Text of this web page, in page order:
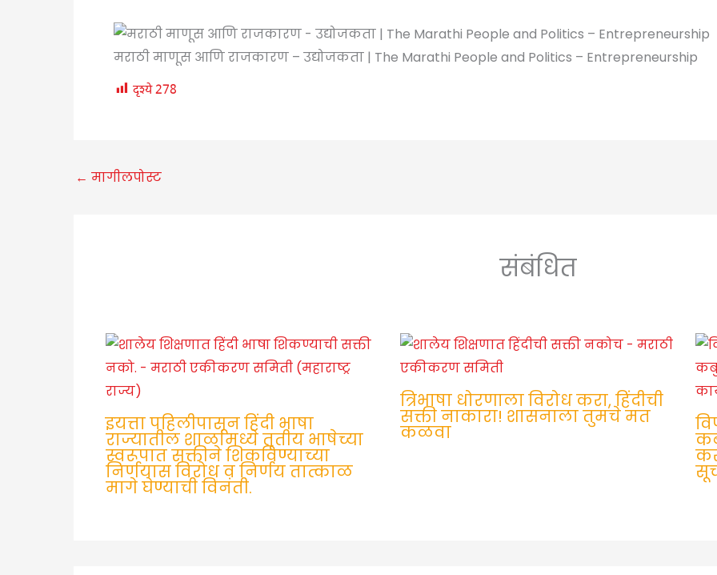
मराठी माणूस आणि राजकारण – उद्योजकता | The Marathi People and Politics – Entrepreneurship
दृश्ये278
← मागीलपोस्ट
संबंधित
इयत्ता पहिलीपासून हिंदी भाषा
राज्यातील शाळांमध्ये तृतीय भाषेच्या
स्वरूपात सक्तीने शिकविण्याच्या
निर्णयास विरोध व निर्णय तात्काळ
मागे घेण्याची विनंती.
त्रिभाषा धोरणाला विरोध करा, हिंदीची
सक्ती नाकारा! शासनाला तुमचे मत
कळवा